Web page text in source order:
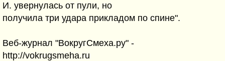
И. увернулась от пули, но
получила три удара прикладом по спине".
Веб-журнал "ВокругСмеха.ру" -
http://vokrugsmeha.ru